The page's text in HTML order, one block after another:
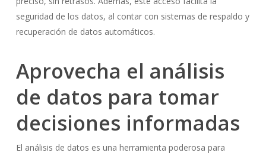
seguridad de los datos, al contar con sistemas de respaldo y
recuperación de datos automáticos.
Aprovecha el análisis
de datos para tomar
decisiones informadas
El análisis de datos es una herramienta poderosa para